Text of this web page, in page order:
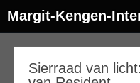
Margit-Kengen-
Sierraad van